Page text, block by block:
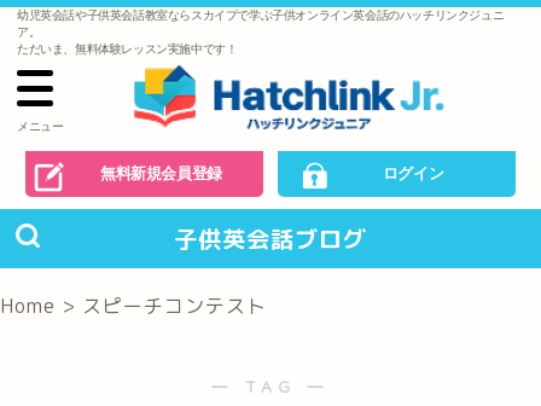
幼児英会話や子供英会話教室ならスカイプで学ぶ子供オンライン英会話のハッチリンクジュニ
ア。
ただいま、無料体験レッスン実施中です！
メニュー
無料新規会員登録 ログイン
子供英会話ブログ
Home > スピーチコンテスト
― TAG ―